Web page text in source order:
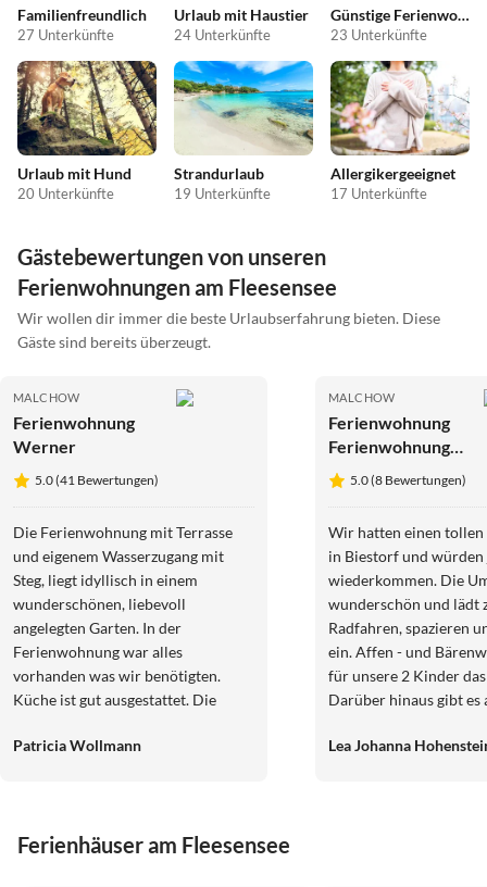
Familienfreundlich
27 Unterkünfte
Urlaub mit Haustier
24 Unterkünfte
Günstige Ferienwohnungen
23 Unterkünfte
Urlaub mit Hund
20 Unterkünfte
Strandurlaub
19 Unterkünfte
Allergikergeeignet
17 Unterkünfte
Gästebewertungen von unseren
Ferienwohnungen am Fleesensee
Wir wollen dir immer die beste Urlaubserfahrung bieten. Diese
Gäste sind bereits überzeugt.
MALCHOW
Ferienwohnung
Werner
5.0 (41 Bewertungen)
Die Ferienwohnung mit Terrasse
und eigenem Wasserzugang mit
Steg, liegt idyllisch in einem
wunderschönen, liebevoll
angelegten Garten. In der
Ferienwohnung war alles
vorhanden was wir benötigten.
Küche ist gut ausgestattet. Die
tierlieb. Unsere alte Hündin hat sich
ruckizucki eine Rampe für unsere E-
Patricia Wollmann
MALCHOW
Ferienwohnung
Ferienwohnung
Forsthaus in
Biestorf
5.0 (8 Bewertungen)
Wir hatten einen
in Biestorf und
wiederkommen. Die
wunderschön und lädt
Radfahren, spazieren
ein. Affen - und Bärenwald waren
für unsere 2 Kinder
Darüber hinaus gibt es
kommen gern wieder.
Lea Johanna
Ferienhäuser am Fleesensee